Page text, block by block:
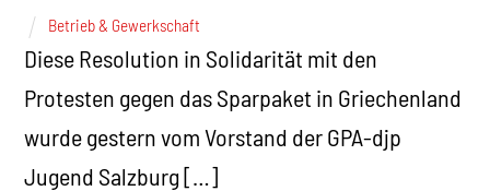
Betrieb & Gewerkschaft
Diese Resolution in Solidarität mit den
Protesten gegen das Sparpaket in Griechenland
wurde gestern vom Vorstand der GPA-djp
Jugend Salzburg […]